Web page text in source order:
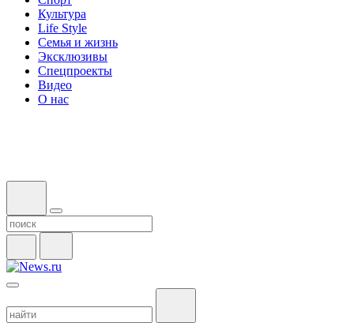
Культура
Life Style
Семья и жизнь
Эксклюзивы
Спецпроекты
Видео
О нас